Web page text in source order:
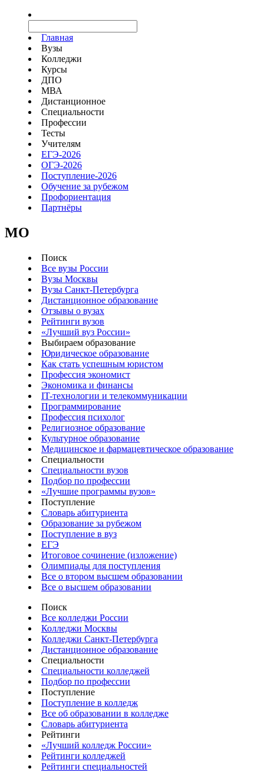
Главная
Вузы
Колледжи
Курсы
ДПО
МВА
Дистанционное
Специальности
Профессии
Тесты
Учителям
ЕГЭ-2026
ОГЭ-2026
Поступление-2026
Обучение за рубежом
Профориентация
Партнёры
MO
Поиск
Все вузы России
Вузы Москвы
Вузы Санкт-Петербурга
Дистанционное образование
Отзывы о вузах
Рейтинги вузов
«Лучший вуз России»
Выбираем образование
Юридическое образование
Как стать успешным юристом
Профессия экономист
Экономика и финансы
IT-технологии и телекоммуникации
Программирование
Профессия психолог
Религиозное образование
Культурное образование
Медицинское и фармацевтическое образование
Специальности
Специальности вузов
Подбор по профессии
«Лучшие программы вузов»
Поступление
Словарь абитуриента
Образование за рубежом
Поступление в вуз
ЕГЭ
Итоговое сочинение (изложение)
Олимпиады для поступления
Все о втором высшем образовании
Все о высшем образовании
Поиск
Все колледжи России
Колледжи Москвы
Колледжи Санкт-Петербурга
Дистанционное образование
Специальности
Специальности колледжей
Подбор по профессии
Поступление
Поступление в колледж
Все об образовании в колледже
Словарь абитуриента
Рейтинги
«Лучший колледж России»
Рейтинги колледжей
Рейтинги специальностей